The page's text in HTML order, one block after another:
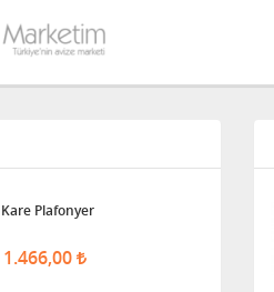
Plafonyer
1.466,00